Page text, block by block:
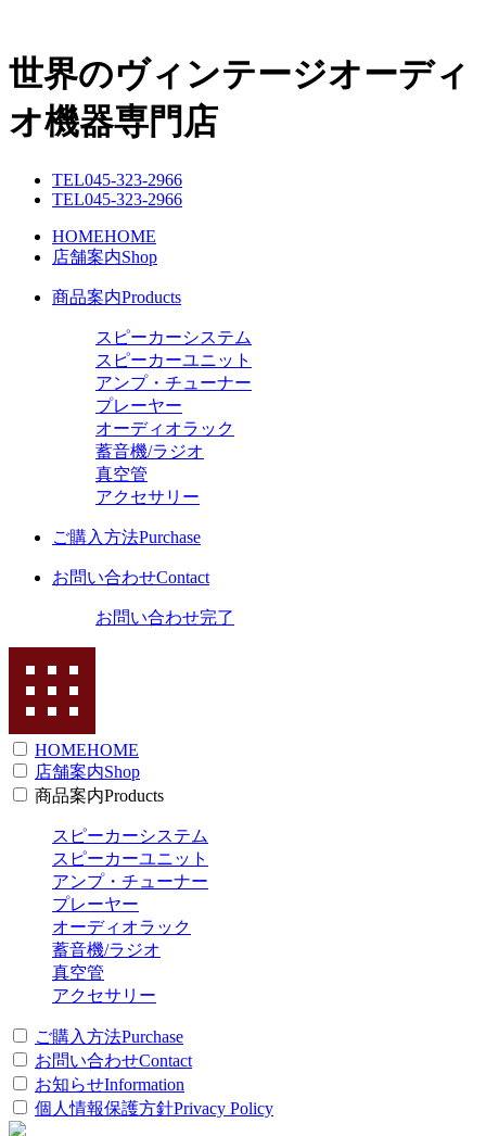
世界のヴィンテージオーディ
オ機器専門店
TEL045-323-2966
TEL045-323-2966
HOMEHOME
店舗案内Shop
商品案内Products
スピーカーシステム
スピーカーユニット
アンプ・チューナー
プレーヤー
オーディオラック
蓄音機/ラジオ
真空管
アクセサリー
ご購入方法Purchase
お問い合わせContact
お問い合わせ完了
HOMEHOME
店舗案内Shop
商品案内Products
スピーカーシステム
スピーカーユニット
アンプ・チューナー
プレーヤー
オーディオラック
蓄音機/ラジオ
真空管
アクセサリー
ご購入方法Purchase
お問い合わせContact
お知らせInformation
個人情報保護方針Privacy Policy